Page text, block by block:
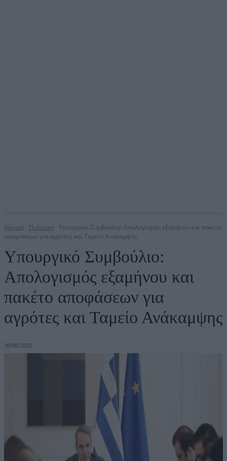
Αρχική Πολιτική
Υπουργικό Συμβούλιο: Απολογισμός εξαμήνου και πακέτο
αποφάσεων για αγρότες και Ταμείο Ανάκαμψης
Υπουργικό Συμβούλιο:
Απολογισμός εξαμήνου και
πακέτο αποφάσεων για
αγρότες και Ταμείο Ανάκαμψης
30/06/2026